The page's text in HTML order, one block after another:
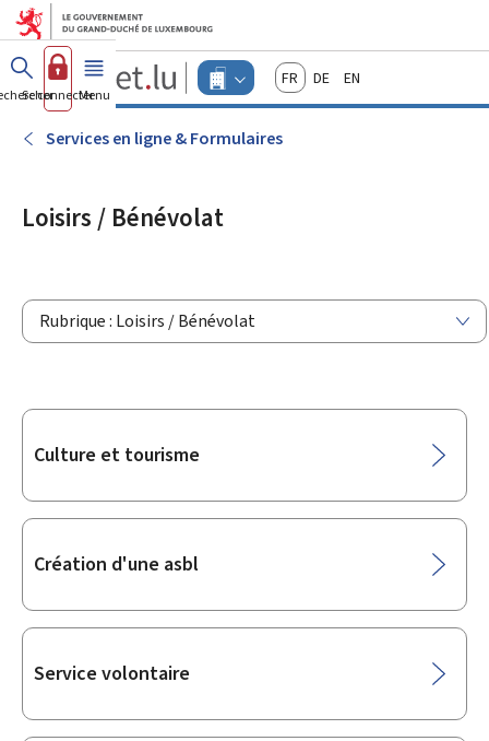
Aller au menu principal
Aller au contenu
Guichet.lu
Changer
d'espace
Menu
FrançaisDeutschEnglish
Se connecterMenu principal
Services en ligne & Formulaires
Loisirs / Bénévolat
Rubrique : Loisirs / Bénévolat
Sous-
Culture et tourisme
Création d'une asbl
Service volontaire